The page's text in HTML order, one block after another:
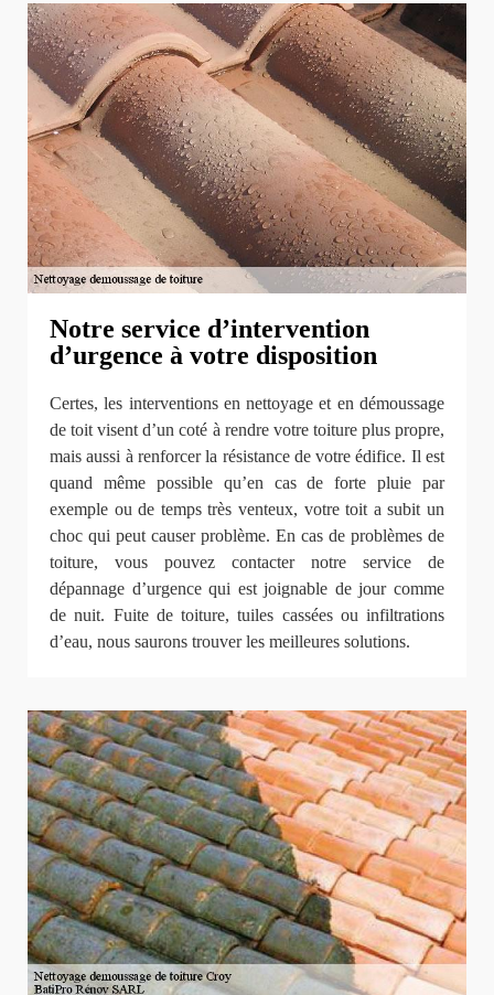
Notre service d’intervention
d’urgence à votre disposition
Certes, les interventions en nettoyage et en démoussage
de toit visent d’un coté à rendre votre toiture plus propre,
mais aussi à renforcer la résistance de votre édifice. Il est
quand même possible qu’en cas de forte pluie par
exemple ou de temps très venteux, votre toit a subit un
choc qui peut causer problème. En cas de problèmes de
toiture, vous pouvez contacter notre service de
dépannage d’urgence qui est joignable de jour comme
de nuit. Fuite de toiture, tuiles cassées ou infiltrations
d’eau, nous saurons trouver les meilleures solutions.